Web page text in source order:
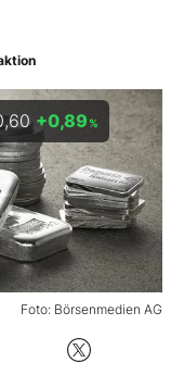
Foto: Börsenmedien AG
+0,89 %